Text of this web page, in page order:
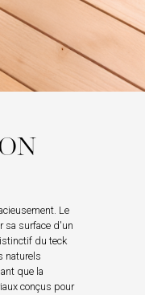
Le
sa surface d'un
du teck
naturels
que la
conçus pour